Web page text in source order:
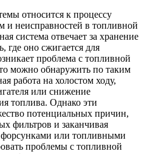
относится к процессу
и неисправностей в топливной
система отвечает за хранение
где оно сжигается для
проблема с топливной
можно обнаружить по таким
работа на холостом ходу,
или снижение
топлива. Однако эти
потенциальных причин,
фильтров и заканчивая
или топливными
проблемы с топливной